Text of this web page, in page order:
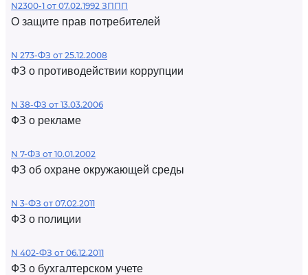
N2300-1 от 07.02.1992 ЗППП
О защите прав потребителей
N 273-ФЗ от 25.12.2008
ФЗ о противодействии коррупции
N 38-ФЗ от 13.03.2006
ФЗ о рекламе
N 7-ФЗ от 10.01.2002
ФЗ об охране окружающей среды
N 3-ФЗ от 07.02.2011
ФЗ о полиции
N 402-ФЗ от 06.12.2011
ФЗ о бухгалтерском учете